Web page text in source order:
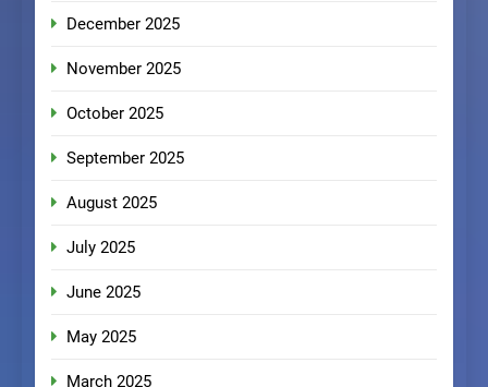
December 2025
November 2025
October 2025
September 2025
August 2025
July 2025
June 2025
May 2025
March 2025